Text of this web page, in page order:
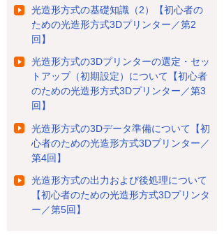
光造形方式の基礎知識（2）【初心者の
ための光造形方式3Dプリンター／第2
回】
光造形方式の3Dプリンターの選定・セッ
トアップ（初期設定）について【初心者
のための光造形方式3Dプリンター／第3
回】
光造形方式の3Dデータ準備について【初
心者のための光造形方式3Dプリンター／
第4回】
光造形方式の出力および後処理について
【初心者のための光造形方式3Dプリンタ
ー／第5回】